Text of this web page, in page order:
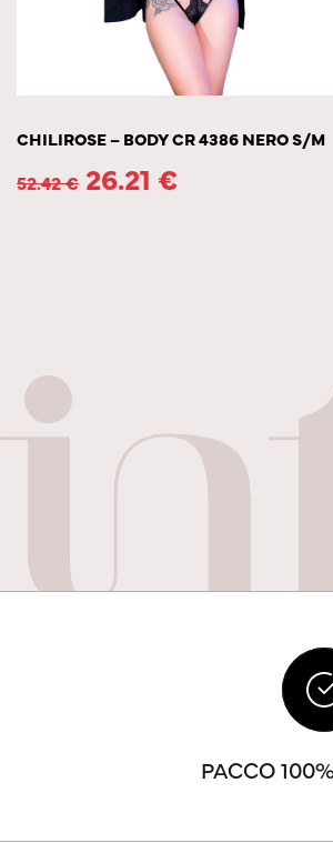
CHILIROSE – BODY CR 4386 NERO S/M
52.42€ 26.21 €
PACCO